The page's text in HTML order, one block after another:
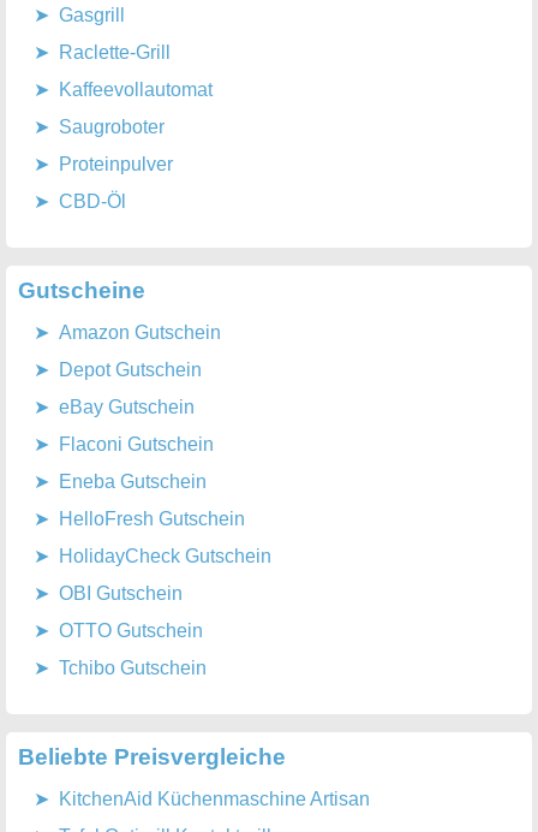
Gasgrill
Raclette-Grill
Kaffeevollautomat
Saugroboter
Proteinpulver
CBD-Öl
Gutscheine
Amazon Gutschein
Depot Gutschein
eBay Gutschein
Flaconi Gutschein
Eneba Gutschein
HelloFresh Gutschein
HolidayCheck Gutschein
OBI Gutschein
OTTO Gutschein
Tchibo Gutschein
Beliebte Preisvergleiche
KitchenAid Küchenmaschine Artisan